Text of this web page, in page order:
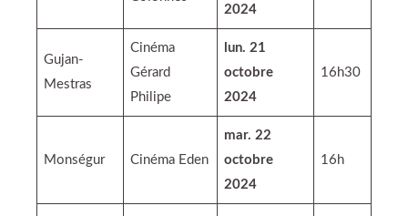
2024
Gujan-
Mestras
Cinéma
Gérard
Philipe
lun. 21
octobre
2024
16h30
Monségur Cinéma Eden
mar. 22
octobre
2024
16h